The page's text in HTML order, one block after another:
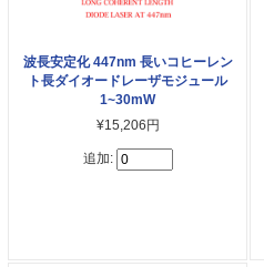
波長安定化 447nm 長いコヒーレン
ト長ダイオードレーザモジュール
1~30mW
¥15,206円
追加: